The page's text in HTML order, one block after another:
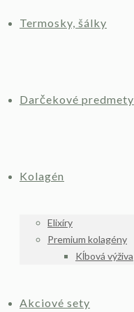
Termosky, šálky
Darčekové predmety
Kolagén
Elixíry
Premium kolagény
Kĺbová výživa
Akciové sety